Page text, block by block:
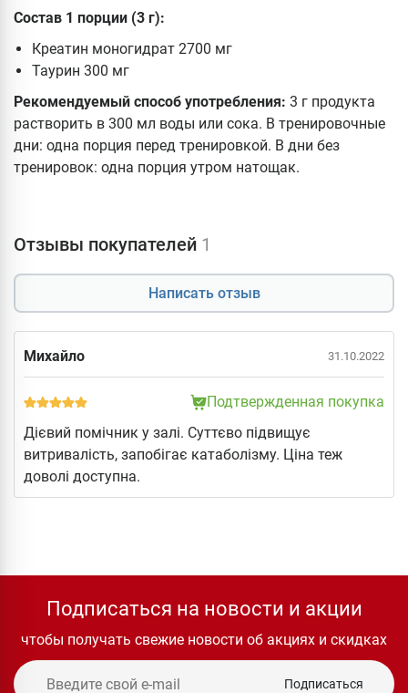
Состав 1 порции (3 г):
Креатин моногидрат 2700 мг
Таурин 300 мг
Рекомендуемый способ употребления: 3 г продукта
растворить в 300 мл воды или сока. В тренировочные
дни: одна порция перед тренировкой. В дни без
тренировок: одна порция утром натощак.
Отзывы покупателей 1
Написать отзыв
Михайло 31.10.2022
Подтвержденная покупка
Дієвий помічник у залі. Суттєво підвищує
витривалість, запобігає катаболізму. Ціна теж
доволі доступна.
Подписаться на новости и акции
чтобы получать свежие новости об акциях и скидках
Подписаться